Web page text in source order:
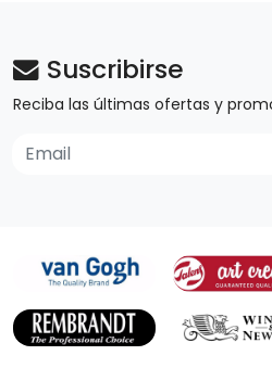
Suscribirse
Reciba las últimas ofertas y